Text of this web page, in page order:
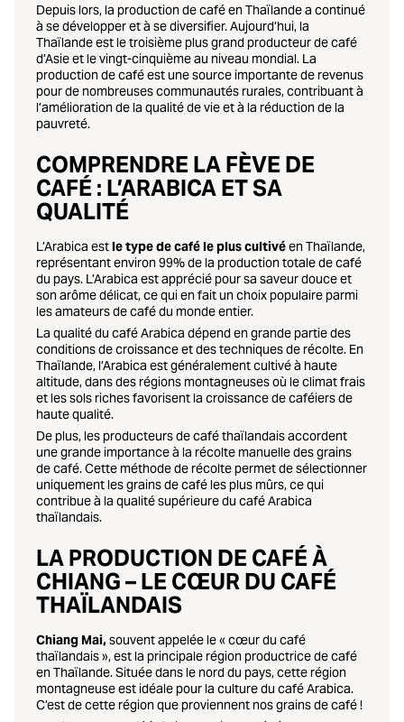
Depuis lors, la production de café en Thaïlande a continué
à se développer et à se diversifier. Aujourd’hui, la
Thaïlande est le troisième plus grand producteur de café
d’Asie et le vingt-cinquième au niveau mondial. La
production de café est une source importante de revenus
pour de nombreuses communautés rurales, contribuant à
l’amélioration de la qualité de vie et à la réduction de la
pauvreté.
COMPRENDRE LA FÈVE DE
CAFÉ : L’ARABICA ET SA
QUALITÉ
L’Arabica estle type de café le plus cultivéen Thaïlande,
représentant environ 99% de la production totale de café
du pays. L’Arabica est apprécié pour sa saveur douce et
son arôme délicat, ce qui en fait un choix populaire parmi
les amateurs de café du monde entier.
La qualité du café Arabica dépend en grande partie des
conditions de croissance et des techniques de récolte. En
Thaïlande, l’Arabica est généralement cultivé à haute
altitude, dans des régions montagneuses où le climat frais
et les sols riches favorisent la croissance de caféiers de
haute qualité.
De plus, les producteurs de café thaïlandais accordent
une grande importance à la récolte manuelle des grains
de café. Cette méthode de récolte permet de sélectionner
uniquement les grains de café les plus mûrs, ce qui
contribue à la qualité supérieure du café Arabica
thaïlandais.
LA PRODUCTION DE CAFÉ À
CHIANG – LE CŒUR DU CAFÉ
THAÏLANDAIS
Chiang Mai,souvent appelée le « cœur du café
thaïlandais », est la principale région productrice de café
en Thaïlande. Située dans le nord du pays, cette région
montagneuse est idéale pour la culture du café Arabica.
C’est de cette région que proviennent nos grains de café !